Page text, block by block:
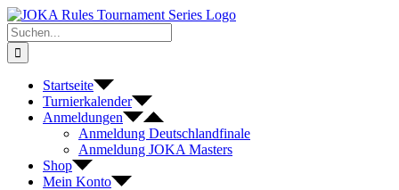
Zum
Inhalt
springen
Suche
nach:
Startseite
Turnierkalender
Anmeldungen
Anmeldung Deutschlandfinale
Anmeldung JOKA Masters
Shop
Mein Konto